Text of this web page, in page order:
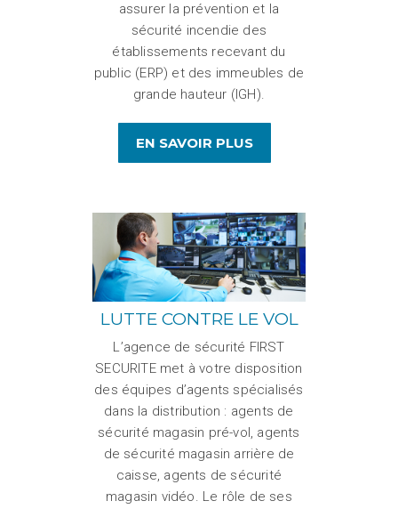
assurer la prévention et la
sécurité incendie des
établissements recevant du
public (ERP) et des immeubles de
grande hauteur (IGH).
EN SAVOIR PLUS
LUTTE CONTRE LE VOL
L’agence de sécurité FIRST
SECURITE met à votre disposition
des équipes d’agents spécialisés
dans la distribution : agents de
sécurité magasin pré-vol, agents
de sécurité magasin arrière de
caisse, agents de sécurité
magasin vidéo. Le rôle de ses